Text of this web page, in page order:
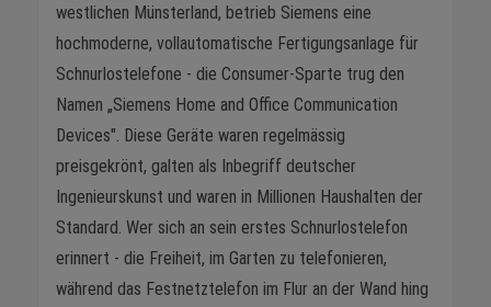
westlichen Münsterland, betrieb Siemens eine
hochmoderne, vollautomatische Fertigungsanlage für
Schnurlostelefone - die Consumer-Sparte trug den
Namen „Siemens Home and Office Communication
Devices". Diese Geräte waren regelmässig
preisgekrönt, galten als Inbegriff deutscher
Ingenieurskunst und waren in Millionen Haushalten der
Standard. Wer sich an sein erstes Schnurlostelefon
erinnert - die Freiheit, im Garten zu telefonieren,
während das Festnetztelefon im Flur an der Wand hing